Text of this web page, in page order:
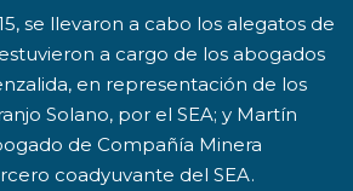
se llevaron a cabo los alegatos de
a cargo de los abogados
en representación de los
Solano, por el SEA; y Martín
de Compañía Minera
coadyuvante del SEA.